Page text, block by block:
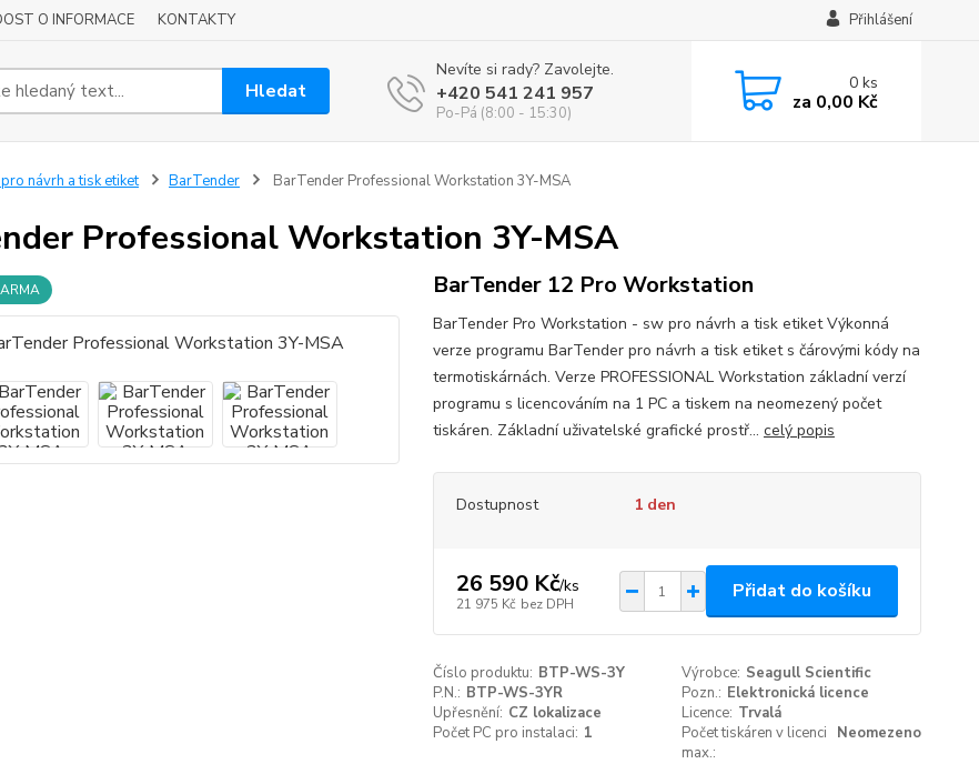
O INFORMACE KONTAKTY Přihlášení
Hledat
Nevíte si rady? Zavolejte.
+420 541 241 957
Po-Pá (8:00 - 15:30)
0ks
za 0,00 Kč
návrh a tisk etiket BarTender BarTender Professional Workstation 3Y-MSA
Professional Workstation 3Y-MSA
BarTender 12 Pro Workstation
BarTender Pro Workstation - sw pro návrh a tisk etiket Výkonná
verze programu BarTender pro návrh a tisk etiket s čárovými kódy na
termotiskárnách. Verze PROFESSIONAL Workstation základní verzí
programu s licencováním na 1 PC a tiskem na neomezený počet
tiskáren. Základní uživatelské grafické prostř... celý popis
Dostupnost 1 den
26 590 Kč/ks
21 975 Kč bez DPH
Přidat do košíku
Číslo produktu: BTP-WS-3Y Výrobce: Seagull Scientific
P.N.: BTP-WS-3YR Pozn.: Elektronická licence
Upřesnění: CZ lokalizace Licence: Trvalá
Počet PC pro instalaci: 1
Počet tiskáren v licenci
max.:
Neomezeno